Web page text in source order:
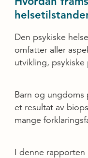
Den psykiske
omfatter aller
utvikling,
Barn og ungdoms
et resultat av
mange
I denne rapporten